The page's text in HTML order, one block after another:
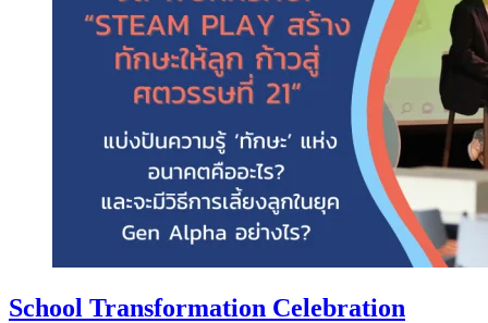
School Transformation Celebration